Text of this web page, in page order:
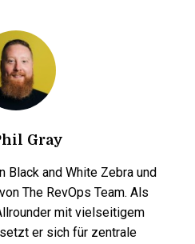
Gray
Black and White Zebra und
The RevOps Team. Als
mit vielseitigem
er sich für zentrale